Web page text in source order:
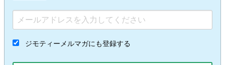
ジモティーメルマガにも登録する